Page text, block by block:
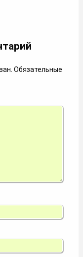
Обязательные